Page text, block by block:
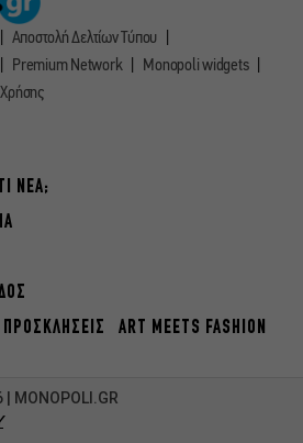
Αποστολή Δελτίων Τύπου
Premium Network
Monopoli widgets
ΝΕΑ;
ΠΡΟΣΚΛΗΣΕΙΣ ART MEETS FASHION
MONOPOLI.GR